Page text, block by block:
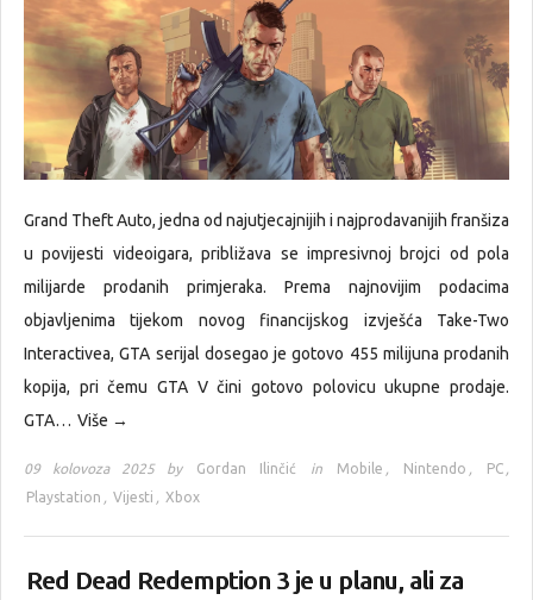
Grand Theft Auto, jedna od najutjecajnijih i najprodavanijih franšiza
u povijesti videoigara, približava se impresivnoj brojci od pola
milijarde prodanih primjeraka. Prema najnovijim podacima
objavljenima tijekom novog financijskog izvješća Take-Two
Interactivea, GTA serijal dosegao je gotovo 455 milijuna prodanih
kopija, pri čemu GTA V čini gotovo polovicu ukupne prodaje.
GTA… Više →
09 kolovoza 2025 by Gordan Ilinčić in Mobile , Nintendo , PC ,
Playstation , Vijesti , Xbox
Red Dead Redemption 3 je u planu, ali za